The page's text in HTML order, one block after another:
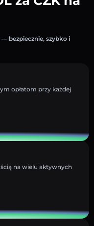
bezpiecznie, szybko i
opłatom przy każdej
na wielu aktywnych